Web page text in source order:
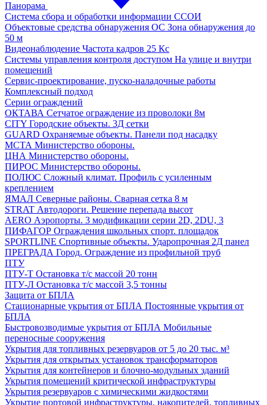
Панорама
Система сбора и обработки информации ССОИ
Объектовые средства обнаружения ОС Зона обнаружения до
50 м
Видеонаблюдение Частота кадров 25 Кс
Системы управления контроля доступом На улице и внутри
помещений
Сервис-проектирование, пуско-наладочные работы
Комплексный подход
Серии ограждений
ОКТАВА Сетчатое ограждение из проволоки 8м
CITY Городские объекты. 3Д сетки
GUARD Охраняемые объекты. Панели под насадку
МСТА Министерство обороны.
ЦНА Министерство обороны.
ПИРОС Министерство обороны.
ПОЛЮС Сложный климат. Профиль с усиленным
креплением
ЯМАЛ Северные районы. Сварная сетка 8 м
STRAT Автодороги. Решение перепада высот
AERO Аэропорты. 3 модификации серии 2D, 2DU, 3
ПИФАГОР Ограждения школьных спорт. площадок
SPORTLINE Спортивные объекты. Ударопрочная 2Д панел
ПРЕГРАДА Город. Ограждение из профильной труб
ПТУ
ПТУ-Т Остановка т/c массой 20 тонн
ПТУ-Л Остановка т/c массой 3,5 тонны
Защита от БПЛА
Стационарные укрытия от БПЛА Постоянные укрытия от
БПЛА
Быстровозводимые укрытия от БПЛА Мобильные
переносные сооружения
Укрытия для топливных резервуаров от 5 до 20 тыс. м³
Укрытия для открытых установок трансформаторов
Укрытия для контейнеров и блочно-модульных зданий
Укрытия помещений критической инфраструктуры
Укрытия резервуаров с химическими жидкостями
Укрытие портовой инфраструктуры, накопителей, топливных